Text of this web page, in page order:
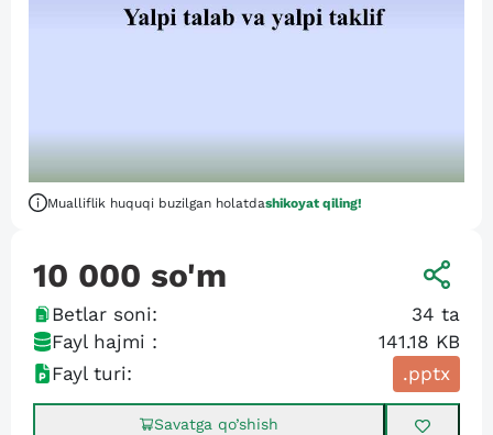
Mualliflik huquqi buzilgan holatdashikoyat qiling!
10 000 so'm
Betlar soni: 34 ta
Fayl hajmi :
141.18 KB
Fayl turi:
.pptx
Savatga qo’shish